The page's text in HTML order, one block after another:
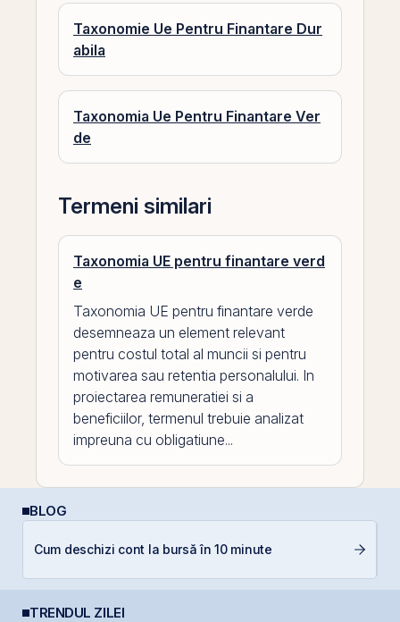
Taxonomie Ue Pentru Finantare Dur
abila
Taxonomia Ue Pentru Finantare Ver
de
Termeni similari
Taxonomia UE pentru finantare verd
e
Taxonomia UE pentru finantare verde
desemneaza un element relevant
pentru costul total al muncii si pentru
motivarea sau retentia personalului. In
proiectarea remuneratiei si a
beneficiilor, termenul trebuie analizat
impreuna cu obligatiune...
BLOG
Cum deschizi cont la bursă în 10 minute
TRENDUL ZILEI